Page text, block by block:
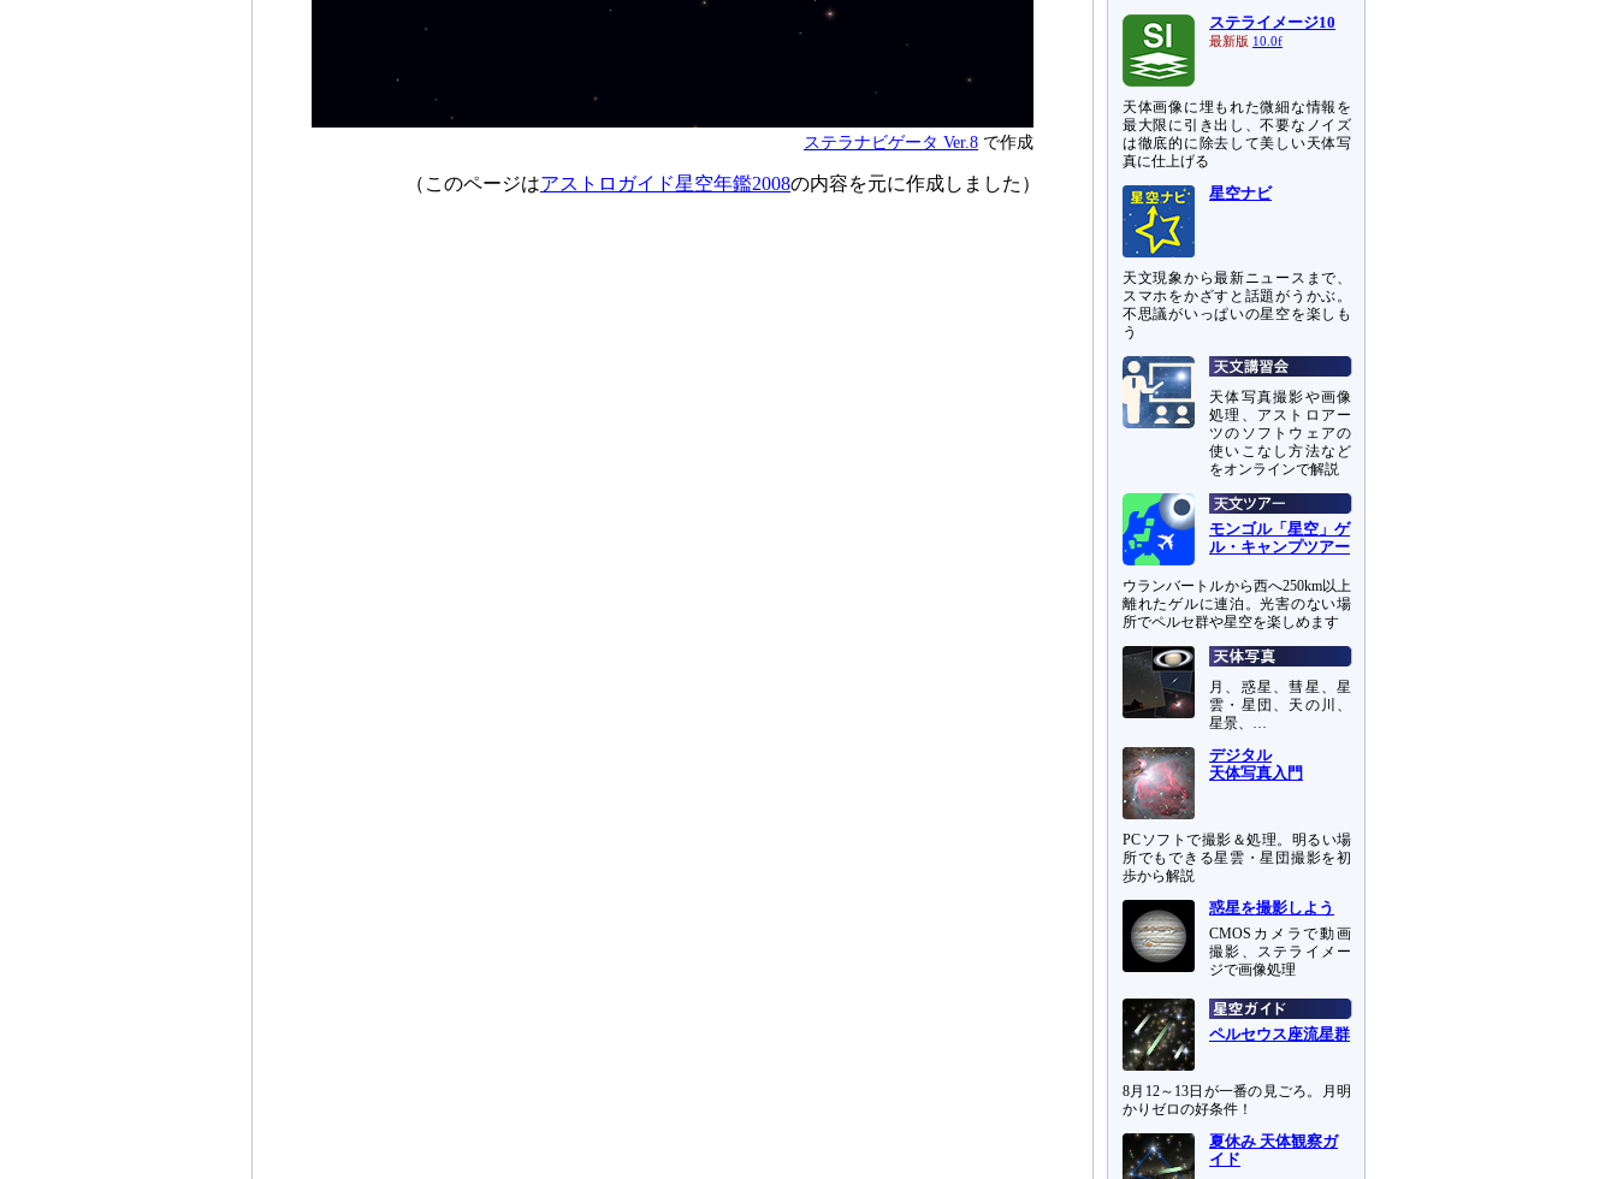
ステラナビゲータ Ver.8 で作成
（このページはアストロガイド星空年鑑2008の内容を元に作成しました）
ステライメージ10
最新版 10.0f
天体画像に埋もれた微細な情報を
最大限に引き出し、不要なノイズ
は徹底的に除去して美しい天体写
真に仕上げる
星空ナビ
天文現象から最新ニュースまで、
スマホをかざすと話題がうかぶ。
不思議がいっぱいの星空を楽しも
う
天体写真撮影や画像
処理、アストロアー
ツのソフトウェアの
使いこなし方法など
をオンラインで解説
モンゴル「星空」ゲ
ル・キャンプツアー
ウランバートルから西へ250km以上
離れたゲルに連泊。光害のない場
所でペルセ群や星空を楽しめます
月、惑星、彗星、星
雲・星団、天の川、
星景、…
デジタル
天体写真入門
PCソフトで撮影＆処理。明るい場
所でもできる星雲・星団撮影を初
歩から解説
惑星を撮影しよう
CMOSカメラで動画
撮影、ステライメー
ジで画像処理
ペルセウス座流星群
8月12～13日が一番の見ごろ。月明
かりゼロの好条件！
夏休み 天体観察ガ
イド